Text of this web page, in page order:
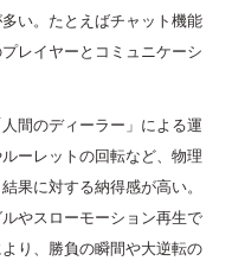
い。たとえばチャット機能
レイヤーとコミュニケーシ
間のディーラー」による運
ーレットの回転など、物理
果に対する納得感が高い。
やスローモーション再生で
り、勝負の瞬間や大逆転の